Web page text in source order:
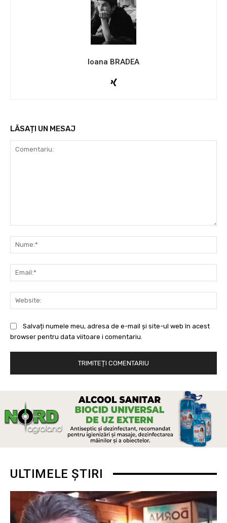
Ioana BRADEA
LĂSAȚI UN MESAJ
Salvați numele meu, adresa de e-mail și site-ul web în acest
browser pentru data viitoare i comentariu.
ULTIMELE ȘTIRI